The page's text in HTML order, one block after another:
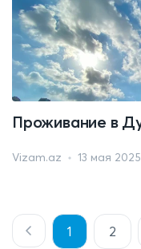
Проживание в
Vizam.az 13 мая 2025
1 2